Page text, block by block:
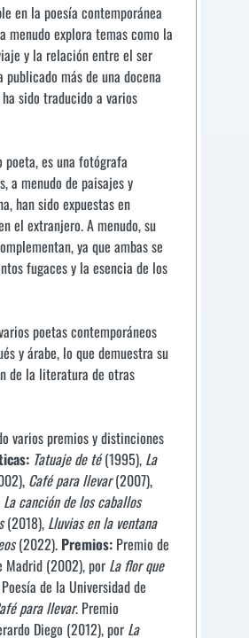
en la poesía contemporánea
menudo explora temas como la
y la relación entre el ser
más de una docena
sido traducido a varios
poeta, es una fotógrafa
a menudo de paisajes y
han sido expuestas en
el extranjero. A menudo, su
ya que ambas se
fugaces y la esencia de los
poetas contemporáneos
y árabe, lo que demuestra su
de la literatura de otras
varios premios y distinciones
Tatuaje de té(1995), La
Café para llevar(2007),
La canción de los caballos
(2018), Lluvias en la ventana
(2022). Premios: Premio de
Madrid (2002), por La flor que
de la Universidad de
para llevar. Premio
Diego (2012), por La